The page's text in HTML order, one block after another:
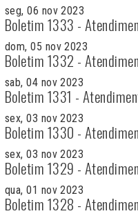
seg, 06 nov 2023
Boletim 1333 -
dom, 05 nov 2023
Boletim 1332 -
sab, 04 nov 2023
Boletim 1331 -
sex, 03 nov 2023
Boletim 1330 -
sex, 03 nov 2023
Boletim 1329 -
qua, 01 nov 2023
Boletim 1328 -